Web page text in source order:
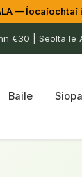
—
€30 | Seolta le
Baile Siopa